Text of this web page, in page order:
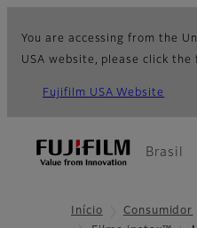
You are accessing from the
USA website, please click the
Fujifilm USA Website
Brasil
Início Consumidor